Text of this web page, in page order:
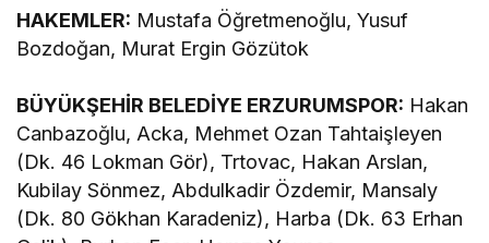
HAKEMLER: Mustafa Öğretmenoğlu, Yusuf
Bozdoğan, Murat Ergin Gözütok
BÜYÜKŞEHİR BELEDİYE ERZURUMSPOR: Hakan
Canbazoğlu, Acka, Mehmet Ozan Tahtaişleyen
(Dk. 46 Lokman Gör), Trtovac, Hakan Arslan,
Kubilay Sönmez, Abdulkadir Özdemir, Mansaly
(Dk. 80 Gökhan Karadeniz), Harba (Dk. 63 Erhan